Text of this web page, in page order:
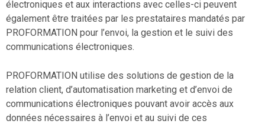
électroniques et aux interactions avec celles-ci peuvent
également être traitées par les prestataires mandatés par
PROFORMATION pour l’envoi, la gestion et le suivi des
communications électroniques.
PROFORMATION utilise des solutions de gestion de la
relation client, d’automatisation marketing et d’envoi de
communications électroniques pouvant avoir accès aux
données nécessaires à l’envoi et au suivi de ces